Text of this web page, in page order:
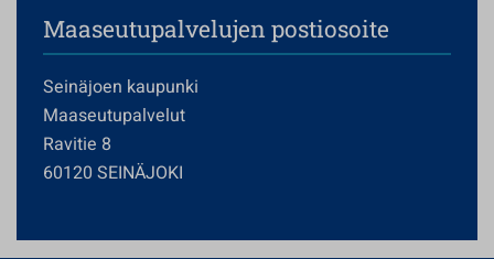
Maaseutupalvelujen postiosoite
Seinäjoen kaupunki
Maaseutupalvelut
Ravitie 8
60120 SEINÄJOKI